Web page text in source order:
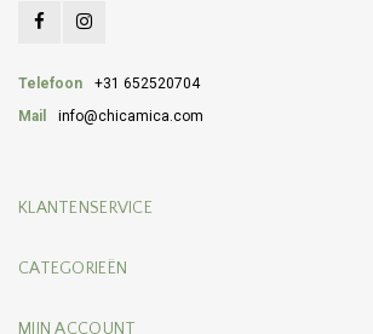
Telefoon
+31 652520704
Mail
info@chicamica.com
KLANTENSERVICE
CATEGORIEËN
MIJN ACCOUNT